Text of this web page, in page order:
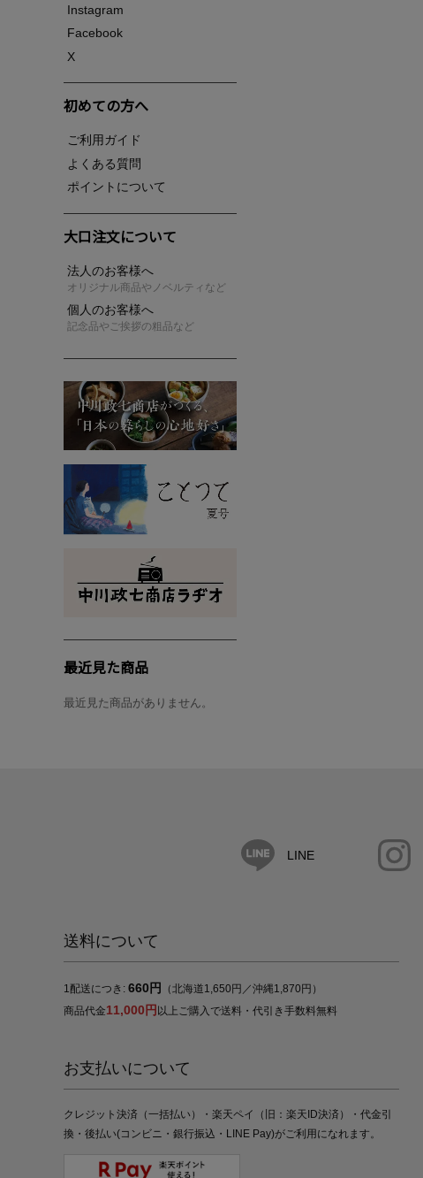
Instagram
Facebook
X
初めての方へ
ご利用ガイド
よくある質問
ポイントについて
大口注文について
法人のお客様へ
オリジナル商品やノベルティなど
個人のお客様へ
記念品やご挨拶の粗品など
最近見た商品
最近見た商品がありません。
LINE
送料について
1配送につき: 660円
（北海道1,650円／沖縄1,870円）
商品代金11,000円 以上ご購入で送料・代引き手数料無料
お支払いについて
クレジット決済（一括払い）・楽天ペイ（旧：楽天ID決済）・代金引
換・後払い(コンビニ・銀行振込・LINE Pay)がご利用になれます。